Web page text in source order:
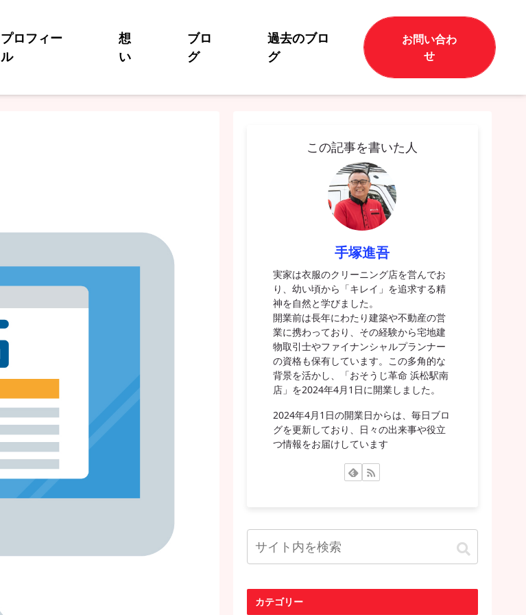
プロフィー
ル
想
い
ブロ
グ
過去のブロ
グ
お問い合わ
せ
この記事を書いた人
手塚進吾
実家は衣服のクリーニング店を営んでお
り、幼い頃から「キレイ」を追求する精
神を自然と学びました。
開業前は長年にわたり建築や不動産の営
業に携わっており、その経験から宅地建
物取引士やファイナンシャルプランナー
の資格も保有しています。この多角的な
背景を活かし、「おそうじ革命 浜松駅南
店」を2024年4月1日に開業しました。
2024年4月1日の開業日からは、毎日ブロ
グを更新しており、日々の出来事や役立
つ情報をお届けしています
カテゴリー